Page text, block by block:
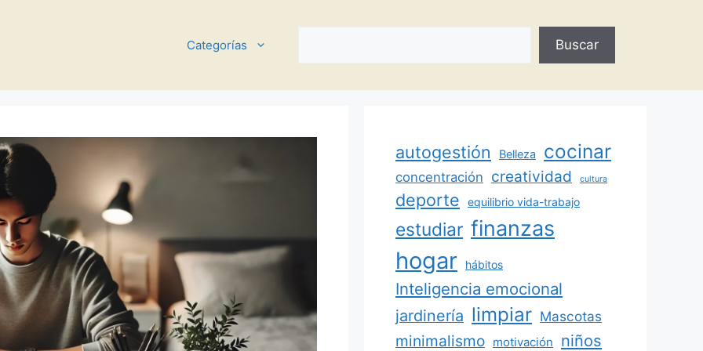
Categorías Buscar
autogestión Belleza cocinar
concentración creatividad cultura
deporte equilibrio vida-trabajo
estudiar finanzas
hogar hábitos
Inteligencia emocional
jardinería limpiar Mascotas
minimalismo motivación niños